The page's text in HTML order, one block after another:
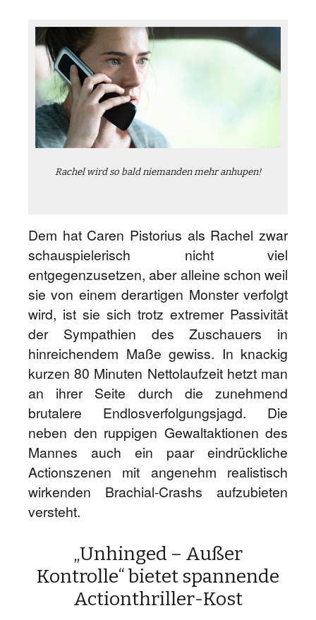
Rachel wird so bald niemanden mehr anhupen!
Dem hat Caren Pistorius als Rachel zwar
schauspielerisch nicht viel
entgegenzusetzen, aber alleine schon weil
sie von einem derartigen Monster verfolgt
wird, ist sie sich trotz extremer Passivität
der Sympathien des Zuschauers in
hinreichendem Maße gewiss. In knackig
kurzen 80 Minuten Nettolaufzeit hetzt man
an ihrer Seite durch die zunehmend
brutalere Endlosverfolgungsjagd. Die
neben den ruppigen Gewaltaktionen des
Mannes auch ein paar eindrückliche
Actionszenen mit angenehm realistisch
wirkenden Brachial-Crashs aufzubieten
versteht.
„Unhinged – Außer
Kontrolle“ bietet spannende
Actionthriller-Kost